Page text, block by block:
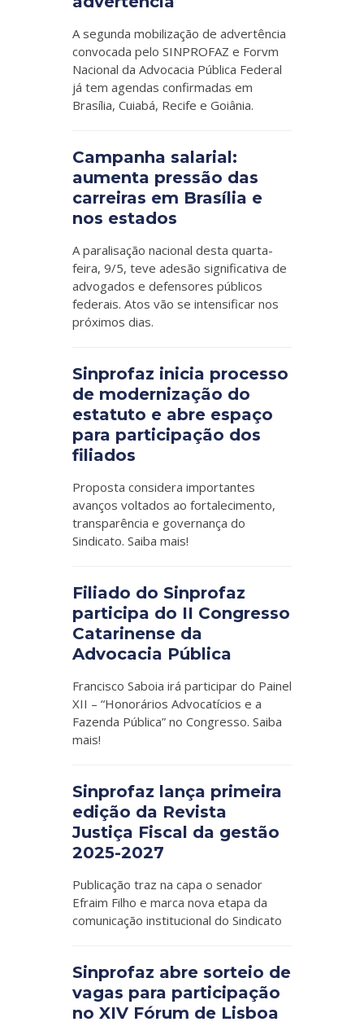
A segunda mobilização de advertência
convocada pelo SINPROFAZ e Forvm
Nacional da Advocacia Pública Federal
já tem agendas confirmadas em
Brasília, Cuiabá, Recife e Goiânia.
Campanha salarial:
aumenta pressão das
carreiras em Brasília e
nos estados
A paralisação nacional desta quarta-
feira, 9/5, teve adesão significativa de
advogados e defensores públicos
federais. Atos vão se intensificar nos
próximos dias.
Sinprofaz inicia processo
de modernização do
estatuto e abre espaço
para participação dos
filiados
Proposta considera importantes
avanços voltados ao fortalecimento,
transparência e governança do
Sindicato. Saiba mais!
Filiado do Sinprofaz
participa do II Congresso
Catarinense da
Advocacia Pública
Francisco Saboia irá participar do Painel
XII – “Honorários Advocatícios e a
Fazenda Pública” no Congresso. Saiba
mais!
Sinprofaz lança primeira
edição da Revista
Justiça Fiscal da gestão
2025-2027
Publicação traz na capa o senador
Efraim Filho e marca nova etapa da
comunicação institucional do Sindicato
Sinprofaz abre sorteio de
vagas para participação
no XIV Fórum de Lisboa